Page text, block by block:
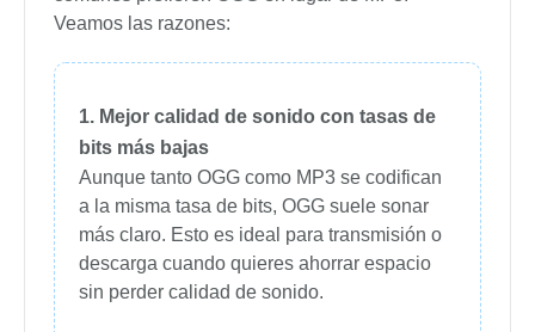
Veamos las razones:
1. Mejor calidad de sonido con tasas de
bits más bajas
Aunque tanto OGG como MP3 se codifican
a la misma tasa de bits, OGG suele sonar
más claro. Esto es ideal para transmisión o
descarga cuando quieres ahorrar espacio
sin perder calidad de sonido.